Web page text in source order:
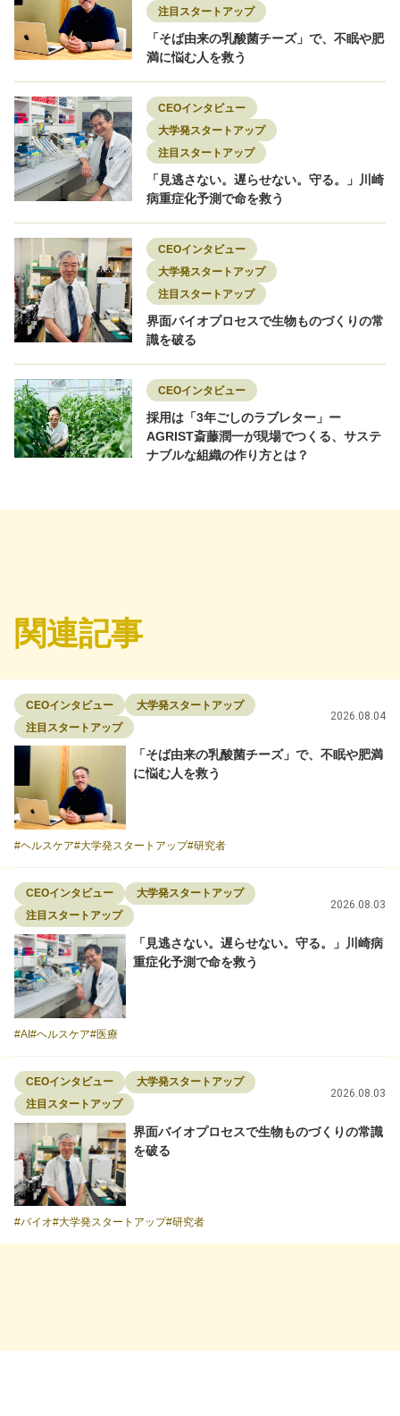
注目スタートアップ
「そば由来の乳酸菌チーズ」で、不眠や肥
満に悩む人を救う
CEOインタビュー
大学発スタートアップ
注目スタートアップ
「見逃さない。遅らせない。守る。」川崎
病重症化予測で命を救う
CEOインタビュー
大学発スタートアップ
注目スタートアップ
界面バイオプロセスで生物ものづくりの常
識を破る
CEOインタビュー
採用は「3年ごしのラブレター」ー
AGRIST斎藤潤一が現場でつくる、サステ
ナブルな組織の作り方とは？
関連記事
CEOインタビュー
大学発スタートアップ
注目スタートアップ
2026.08.04
「そば由来の乳酸菌チーズ」で、不眠や肥満
に悩む人を救う
ヘルスケア 大学発スタートアップ 研究者
CEOインタビュー
大学発スタートアップ
注目スタートアップ
2026.08.03
「見逃さない。遅らせない。守る。」川崎病
重症化予測で命を救う
AI ヘルスケア 医療
CEOインタビュー
大学発スタートアップ
注目スタートアップ
2026.08.03
界面バイオプロセスで生物ものづくりの常識
を破る
バイオ 大学発スタートアップ 研究者